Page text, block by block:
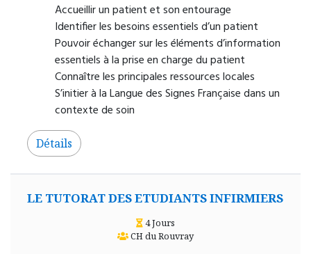
Accueillir un patient et son entourage
Identifier les besoins essentiels d’un patient
Pouvoir échanger sur les éléments d’information
essentiels à la prise en charge du patient
Connaître les principales ressources locales
S’initier à la Langue des Signes Française dans un
contexte de soin
Détails
LE TUTORAT DES ETUDIANTS INFIRMIERS
4 Jours
CH du Rouvray